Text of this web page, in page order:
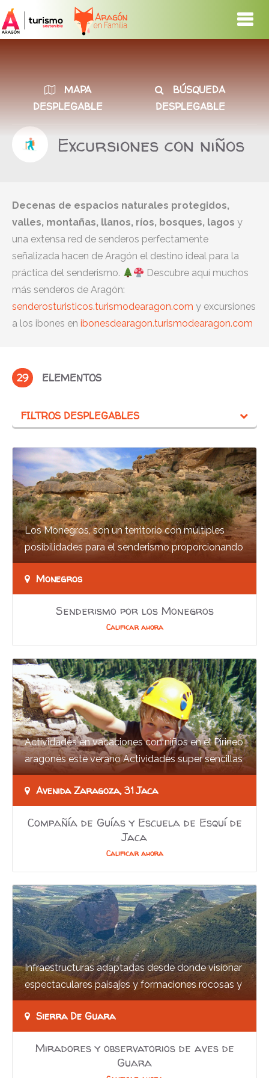
MAPA
DESPLEGABLE
BÚSQUEDA
DESPLEGABLE
Excursiones con niños
Decenas de espacios naturales protegidos,
valles, montañas, llanos, ríos, bosques, lagos y
una extensa red de senderos perfectamente
señalizada hacen de Aragón el destino ideal para la
práctica del senderismo.
Descubre aquí muchos
más senderos de Aragón:
senderosturisticos.turismodearagon.com y excursiones
a los ibones en ibonesdearagon.turismodearagon.com
29 ELEMENTOS
FILTROS DESPLEGABLES
Los Monegros, son un territorio con múltiples
posibilidades para el senderismo proporcionando
gratas sorpresas para los amantes de la…
Monegros
Senderismo por los Monegros
Calificar ahora
Actividades en vacaciones con niños en el Pirineo
aragonés este verano Actividades super sencillas
para tus vacaciones en Pirineos este…
Avenida Zaragoza, 31 Jaca
Compañía de Guías y Escuela de Esquí de
Jaca
Calificar ahora
Infraestructuras adaptadas desde donde visionar
espectaculares paisajes y formaciones rocosas y
disfrutar de la observación de aves, en…
Sierra De Guara
Miradores y observatorios de aves de
Guara